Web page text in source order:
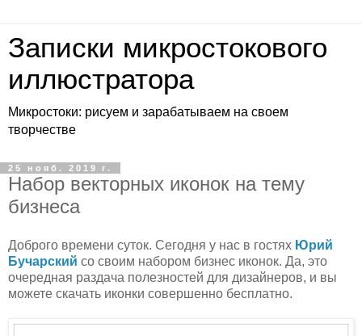
Записки микростокового
иллюстратора
Микростоки: рисуем и зарабатываем на своем
творчестве
25 нояб. 2019 г.
Набор векторных иконок на тему
бизнеса
Доброго времени суток. Сегодня у нас в гостях Юрий
Бучарский со своим набором бизнес иконок. Да, это
очередная раздача полезностей для дизайнеров, и вы
можете скачать иконки совершенно бесплатно.